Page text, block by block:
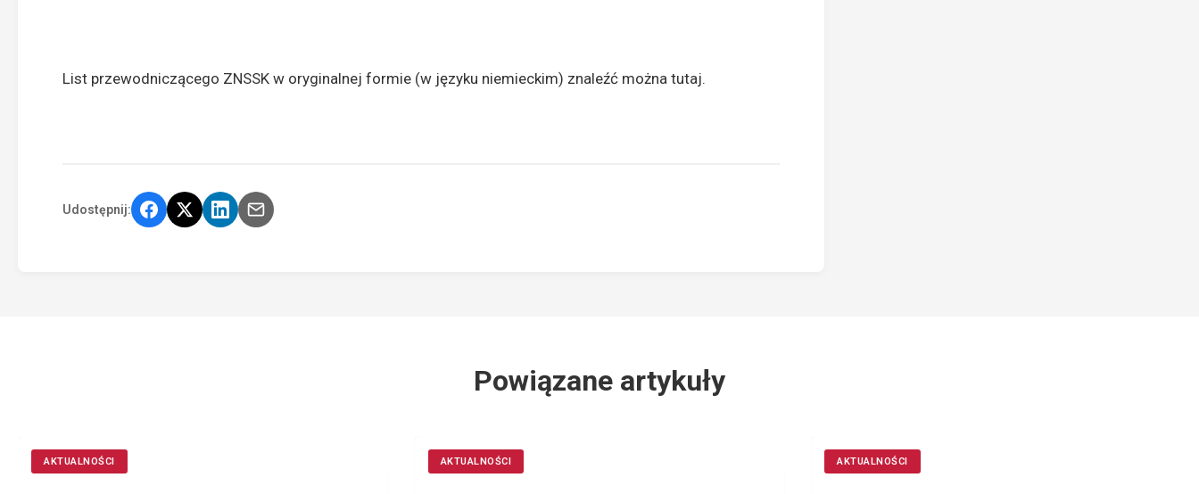
List przewodniczącego ZNSSK w oryginalnej formie (w języku niemieckim) znaleźć można tutaj.
Udostępnij:
Powiązane artykuły
AKTUALNOŚCI AKTUALNOŚCI AKTUALNOŚCI